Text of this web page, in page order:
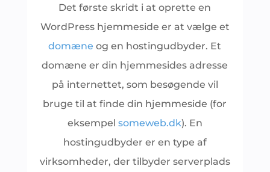
Det første skridt i at oprette en
WordPress hjemmeside er at vælge et
domæne og en hostingudbyder. Et
domæne er din hjemmesides adresse
på internettet, som besøgende vil
bruge til at finde din hjemmeside (for
eksempel someweb.dk). En
hostingudbyder er en type af
virksomheder, der tilbyder serverplads